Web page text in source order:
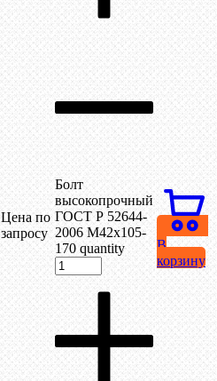
Цена по
запросу
Болт
высокопрочный
ГОСТ Р 52644-
2006 М42х105-
170 quantity
В
корзину